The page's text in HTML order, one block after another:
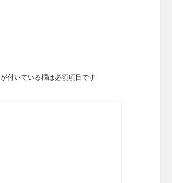
が付いている欄は必須項目です